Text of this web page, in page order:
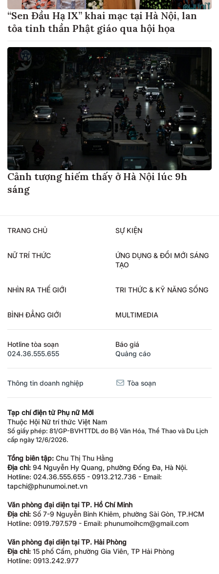
“Sen Đầu Hạ IX” khai mạc tại Hà Nội, lan
tỏa tinh thần Phật giáo qua hội họa
Cảnh tượng hiếm thấy ở Hà Nội lúc 9h
sáng
TRANG CHỦ SỰ KIỆN
NỮ TRÍ THỨC
ỨNG DỤNG & ĐỔI MỚI SÁNG
TẠO
NHÌN RA THẾ GIỚI TRI THỨC & KỸ NĂNG SỐNG
BÌNH ĐẲNG GIỚI MULTIMEDIA
Hotline tòa soạn
024.36.555.655
Báo giá
Quảng cáo
Thông tin doanh nghiệp Tòa soạn
Tạp chí điện tử Phụ nữ Mới
Thuộc Hội Nữ trí thức Việt Nam
Số giấy phép: 81/GP-BVHTTDL do Bộ Văn Hóa, Thể Thao và Du Lịch
cấp ngày 12/6/2026.
Tổng biên tập: Chu Thị Thu Hằng
Địa chỉ: 94 Nguyễn Hy Quang, phường Đống Đa, Hà Nội.
Hotline: 024.36.555.655 - 0913.212.736 - Email:
tapchi@phunumoi.net.vn
Văn phòng đại diện tại TP. Hồ Chí Minh
Địa chỉ: Số 7-9 Nguyễn Bỉnh Khiêm, phường Sài Gòn, TP.HCM
Hotline: 0919.797.579 - Email: phunumoihcm@gmail.com
Văn phòng đại diện tại TP. Hải Phòng
Địa chỉ: 15 phố Cấm, phường Gia Viên, TP Hải Phòng
Hotline: 0913.242.977